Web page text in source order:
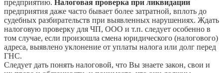
предприятию. Налоговая проверка при ликвидации
предприятия даже часто бывает более затратной, вплоть до
судебных разбирательств при выявленных нарушениях. Ждать
налоговую проверку для ЧП, ООО и т.п. следует особенно в
том случае, если произошла смена юридического (налогового)
адреса, выявлено уклонение от уплаты налога или долг перед
ГНС.
Следует дать понять налоговой, что Вы знаете закон, свои и